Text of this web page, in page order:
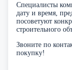
Специалисты
дату и время,
посоветуют
строительного
Звоните по
покупку!